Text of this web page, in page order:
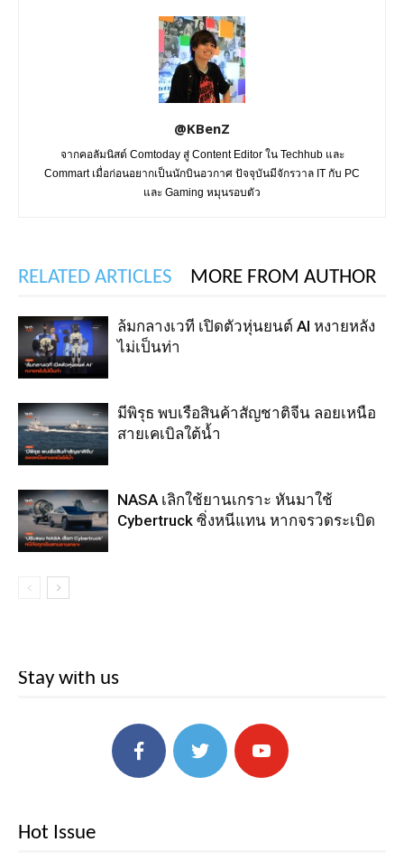
@KBenZ
จากคอลัมนิสต์ Comtoday สู่ Content Editor ใน Techhub และ
Commart เมื่อก่อนอยากเป็นนักบินอวกาศ ปัจจุบันมีจักรวาล IT กับ PC
และ Gaming หมุนรอบตัว
RELATED ARTICLES MORE FROM AUTHOR
ล้มกลางเวที เปิดตัวหุ่นยนต์ AI หงายหลัง
ไม่เป็นท่า
มีพิรุธ พบเรือสินค้าสัญชาติจีน ลอยเหนือ
สายเคเบิลใต้น้ำ
NASA เลิกใช้ยานเกราะ หันมาใช้
Cybertruck ซิ่งหนีแทน หากจรวดระเบิด
Stay with us
Hot Issue